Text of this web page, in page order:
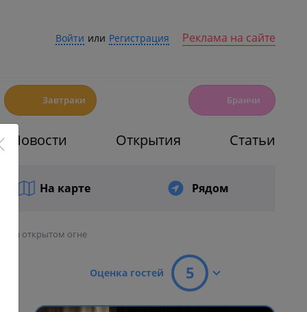
Войти или Регистрация Реклама на сайте
Завтраки Бранчи
Новости Открытия Статьи
На карте Рядом
на открытом огне
Оценка гостей 5